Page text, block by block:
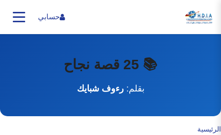
حسابي
📚 25 قصة نجاح
بقلم:رءوف شبايك
الرئيسية